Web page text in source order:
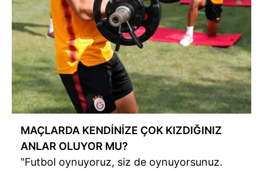
MAÇLARDA KENDİNİZE ÇOK KIZDIĞINIZ
ANLAR OLUYOR MU?
"Futbol oynuyoruz, siz de oynuyorsunuz.